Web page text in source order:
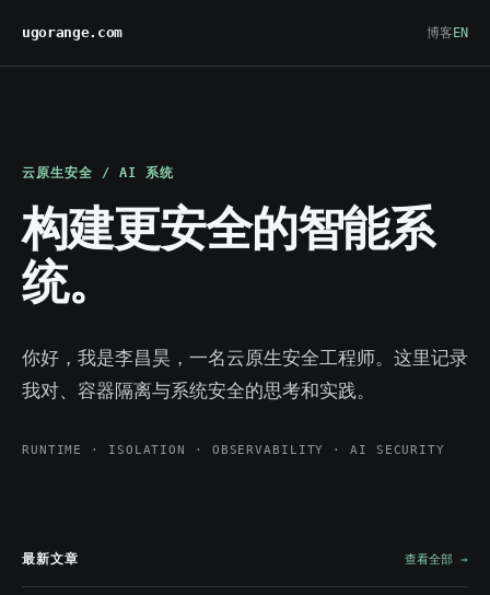
ugorange.com 博客 EN
云原生安全 / AI 系统
构建更安全的智能系
统。
你好，我是李昌昊，一名云原生安全工程师。这里记录
我对 Agent Runtime、容器隔离与 AI 系统安全的思考和实践。
RUNTIME · ISOLATION · OBSERVABILITY · AI SECURITY
最新文章 查看全部 →